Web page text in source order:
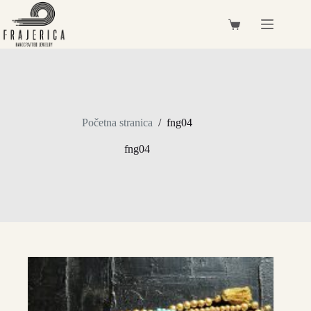
Preskoči
sadržaj
Košarica
Početna stranica / fng04
fng04